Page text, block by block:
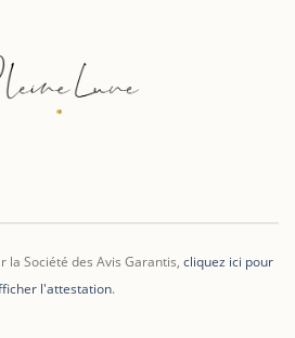
la Société des Avis Garantis, cliquez ici pour
l'attestation.